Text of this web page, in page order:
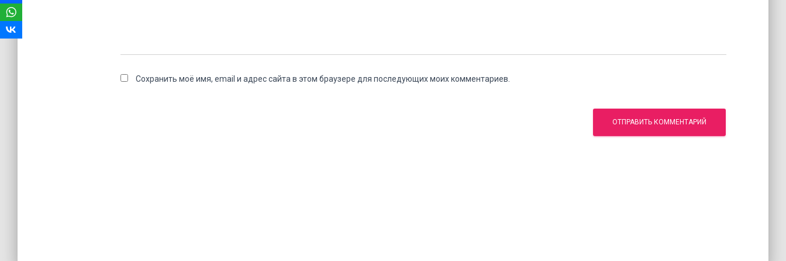
Сохранить моё имя, email и адрес сайта в этом браузере для последующих моих комментариев.